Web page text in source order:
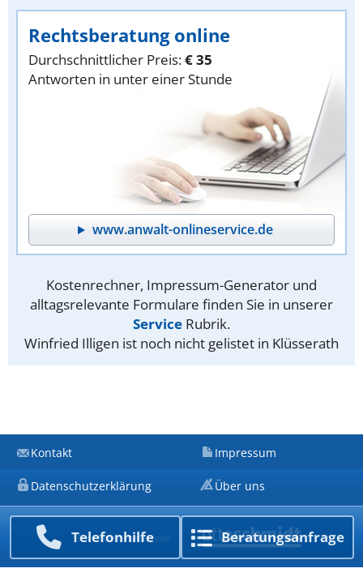
Rechtsberatung online
Durchschnittlicher Preis:€ 35
Antworten in unter einer Stunde
www.anwalt-onlineservice.de
Kostenrechner, Impressum-Generator und
alltagsrelevante Formulare finden Sie in unserer
Service Rubrik.
Winfried Illigen ist noch nicht gelistet in Klüsserath
Telefon­hilfe Beratungs­anfrage
Kontakt Impressum
Datenschutzerklärung Über uns
Ein Unternehmen von